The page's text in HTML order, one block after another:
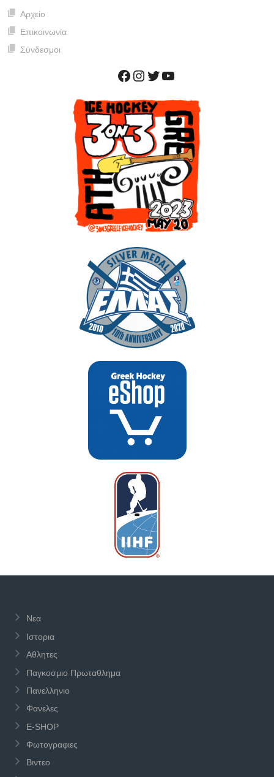
Αρχείο
Επικοινωνία
Σύνδεσμοι
Facebook
Instagram
Twitter
YouTube
Νεα
Ιστορια
Αθλητες
Παγκοσμιο Πρωταθλημα
Πανελληνιο
Φανελες
E-SHOP
Φωτογραφιες
Βιντεο